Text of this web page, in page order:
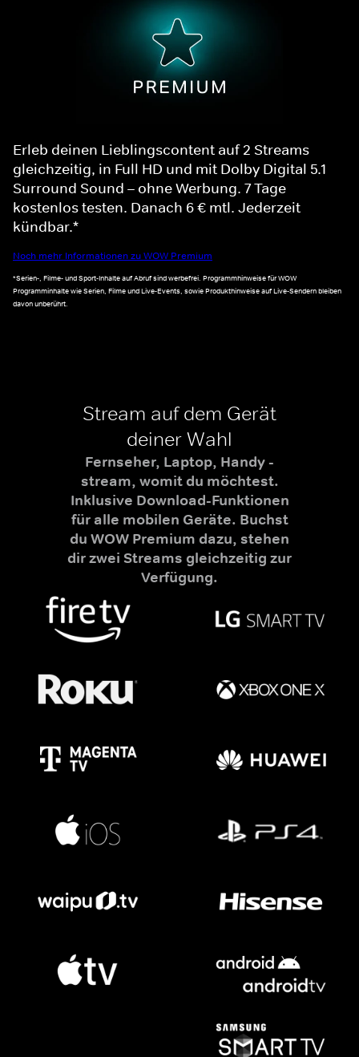
Erleb deinen Lieblingscontent auf 2 Streams
gleichzeitig, in Full HD und mit Dolby Digital 5.1
Surround Sound – ohne Werbung. 7 Tage
kostenlos testen. Danach 6 € mtl. Jederzeit
kündbar.*
Noch mehr Informationen zu WOW Premium
*Serien-, Filme- und Sport-Inhalte auf Abruf sind werbefrei. Programmhinweise für WOW
Programminhalte wie Serien, Filme und Live-Events, sowie Produkthinweise auf Live-Sendern bleiben
davon unberührt.
Stream auf dem Gerät
deiner Wahl
Fernseher, Laptop, Handy -
stream, womit du möchtest.
Inklusive Download-Funktionen
für alle mobilen Geräte. Buchst
du WOW Premium dazu, stehen
dir zwei Streams gleichzeitig zur
Verfügung.